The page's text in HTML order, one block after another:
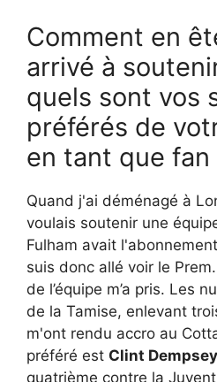
Comment en
arrivé à
quels sont vos
préférés de
en tant que fan
Quand j'ai déménagé à
voulais soutenir une
Fulham avait
suis donc allé voir le
de l’équipe m’a pris. Les
de la Tamise, enlevant
m'ont rendu accro au
préféré est Clint Dempsey
quatrième contre la